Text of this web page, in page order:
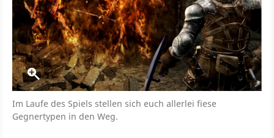
Im Laufe des Spiels stellen sich euch allerlei fiese
Gegnertypen in den Weg.